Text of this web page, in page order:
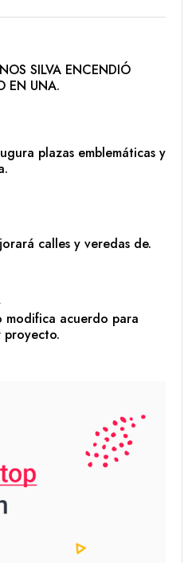
SILVA ENCENDIÓ
EN UNA.
plazas emblemáticas y
calles y veredas de.
modifica acuerdo para
proyecto.